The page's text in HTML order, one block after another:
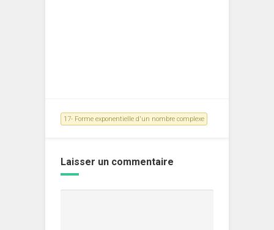
17- Forme exponentielle d'un nombre complexe
Laisser un commentaire